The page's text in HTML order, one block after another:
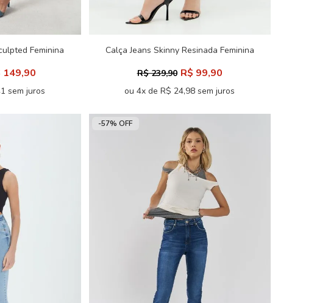
Feminina
149,90
sem juros
Calça Jeans Skinny Resinada Feminina
R$ 239,90 R$ 99,90
ou 4x de R$ 24,98 sem juros
-57% OFF